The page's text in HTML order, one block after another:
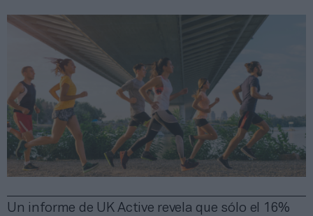
Un informe de UK Active revela que sólo el 16%